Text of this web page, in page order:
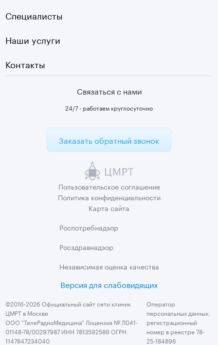
Плазмотерапия суставов
Первичный прием
Специалисты
Наши услуги
Контакты
Связаться с нами
24/7 - работаем круглосуточно
Заказать обратный звонок
Пользовательскоесоглашение
Политика конфиденциальности
Карта сайта
Роспотребнадзор
Росздравнадзор
Независимая оценка качества
Версия для слабовидящих
©2016-2026 Официальный сайт сети клиник
ЦМРТ в Москве
ООО "ТелеРадиоМедицина" Лицензия № Л041-
01148-78/00297987 ИНН 7813592589 ОГРН
1147847234040
Оператор
персональных данных,
регистрационный
номер в реестре 78-
25-184896